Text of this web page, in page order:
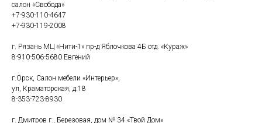
салон «Свобода»
+7-930-110-4647
+7-930-119-2008
г. Рязань МЦ «Нити-1» пр-д Яблочкова 4Б отд. «Кураж»
8-910-506-5680 Евгений
г.Орск, Салон мебели «Интерьер»,
ул, Краматорская, д.18
8-353-723-8930
г. Дмитров г., Березовая, дом № 34 «Твой Дом»